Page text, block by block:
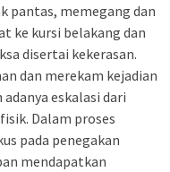
pantas, memegang dan
ke kursi belakang dan
disertai kekerasan.
dan merekam kejadian
eskalasi dari
Dalam proses
pada penegakan
mendapatkan